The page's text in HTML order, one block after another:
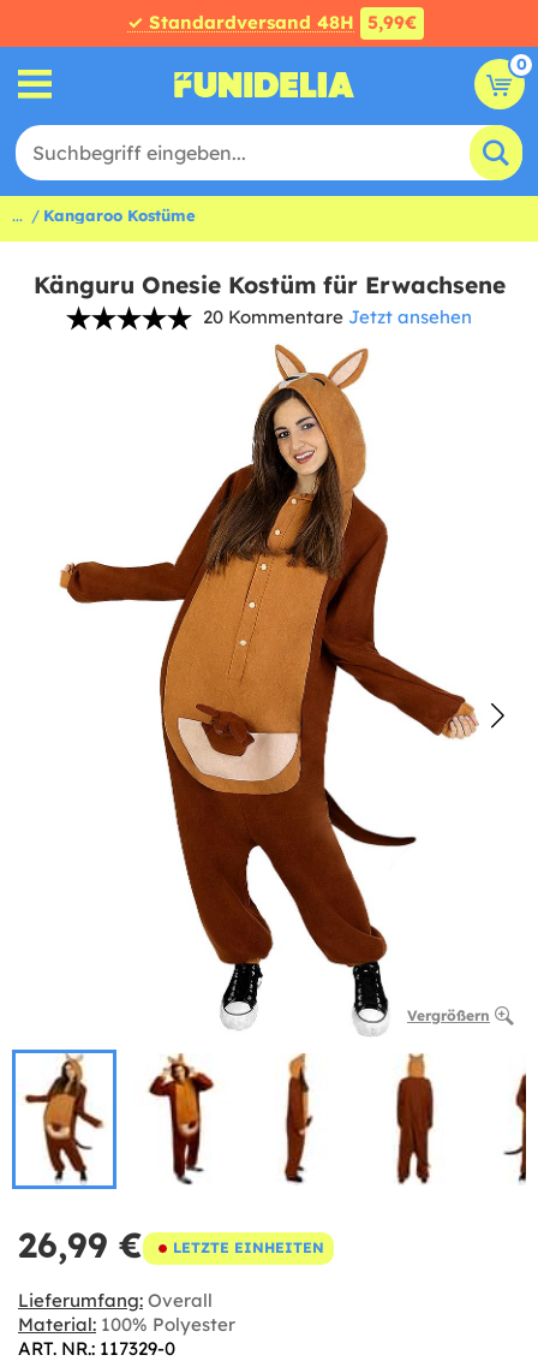
✓ Standardversand 48H 5,99€
0
... Kangaroo Kostüme
Känguru Onesie Kostüm für Erwachsene
20 Kommentare Jetzt ansehen
Vergrößern
26,99 € LETZTE EINHEITEN
Lieferumfang: Overall
Material: 100% Polyester
ART. NR.: 117329-0